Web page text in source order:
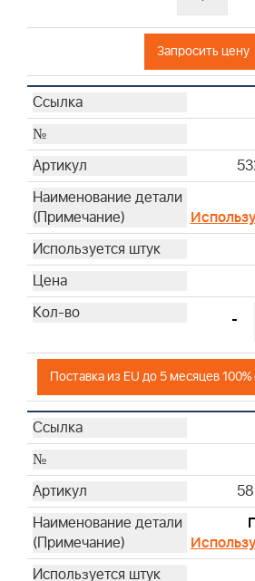
Запросить цену
-
Поставка из EU до 5 месяцев